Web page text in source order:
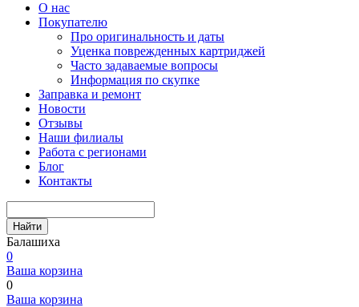
О нас
Покупателю
Про оригинальность и даты
Уценка поврежденных картриджей
Часто задаваемые вопросы
Информация по скупке
Заправка и ремонт
Новости
Отзывы
Наши филиалы
Работа с регионами
Блог
Контакты
Найти
Балашиха
0
Ваша корзина
0
Ваша корзина